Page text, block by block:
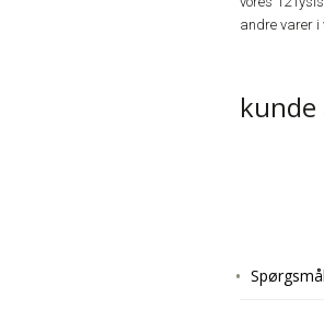
andre varer i